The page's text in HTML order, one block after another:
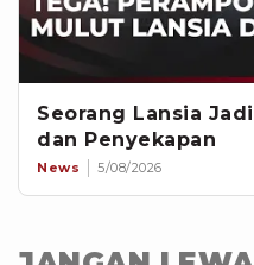
Seorang Lansia
dan Penyekapan
News 5/08/2026